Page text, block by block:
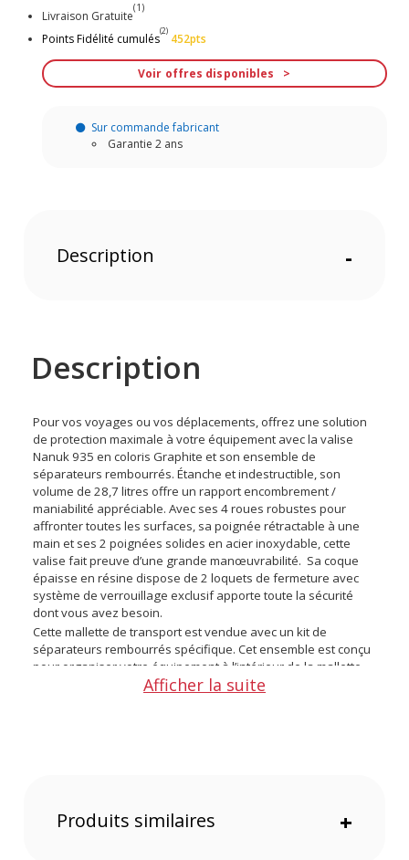
Livraison Gratuite
(1)
Points Fidélité cumulés
(2)
452pts
Voir offres disponibles
Sur commande fabricant
Garantie 2 ans
Description -
Description
Pour vos voyages ou vos déplacements, offrez une solution
de protection maximale à votre équipement avec la valise
Nanuk 935 en coloris Graphite et son ensemble de
séparateurs rembourrés. Étanche et indestructible, son
volume de 28,7 litres offre un rapport encombrement /
maniabilité appréciable. Avec ses 4 roues robustes pour
affronter toutes les surfaces, sa poignée rétractable à une
main et ses 2 poignées solides en acier inoxydable, cette
valise fait preuve d’une grande manœuvrabilité. Sa coque
épaisse en résine dispose de 2 loquets de fermeture avec
système de verrouillage exclusif apporte toute la sécurité
dont vous avez besoin.
Cette mallette de transport est vendue avec un kit de
séparateurs rembourrés spécifique. Cet ensemble est conçu
pour organiser votre équipement à l’intérieur de la mallette
selon vos besoins et vous offrir un haut niveau de protection.
Argent
Afficher la suite
Produits similaires +